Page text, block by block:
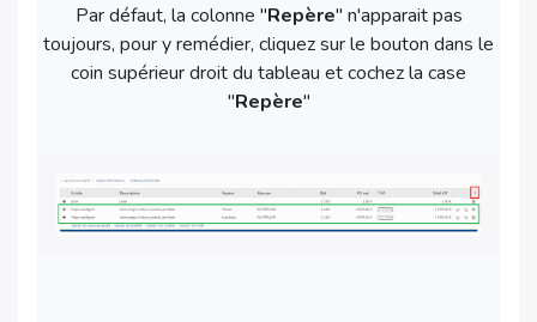
Par défaut, la colonne "Repère" n'apparait pas
toujours, pour y remédier, cliquez sur le bouton dans le
coin supérieur droit du tableau et cochez la case
"Repère"